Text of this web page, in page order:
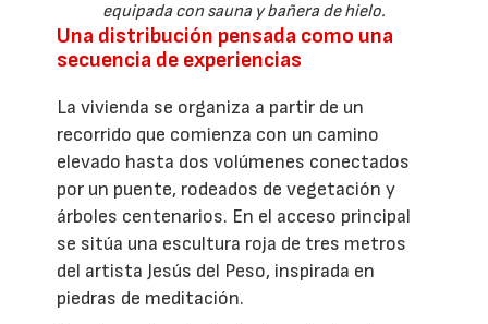
equipada con sauna y bañera de hielo.
Una distribución pensada como una
secuencia de experiencias
La vivienda se organiza a partir de un
recorrido que comienza con un camino
elevado hasta dos volúmenes conectados
por un puente, rodeados de vegetación y
árboles centenarios. En el acceso principal
se sitúa una escultura roja de tres metros
del artista Jesús del Peso, inspirada en
piedras de meditación.